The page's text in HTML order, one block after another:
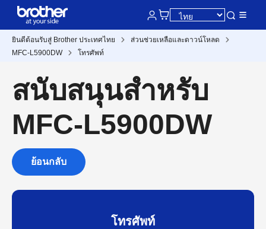
ยินดีต้อนรับสู่ Brother ประเทศไทย
ส่วนช่วยเหลือและดาวน์โหลด
MFC-L5900DW
โทรศัพท์
สนับสนุนสำหรับ
MFC-L5900DW
ย้อนกลับ
โทรศัพท์